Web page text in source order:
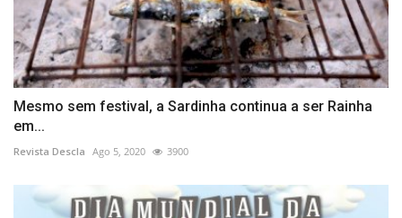
Mesmo sem festival, a Sardinha continua a ser Rainha
em...
Revista Descla Ago 5, 2020 3900